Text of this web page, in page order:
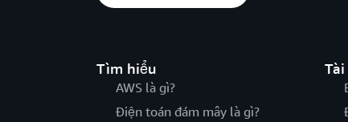
Tìm hiểu
AWS là gì?
Điện toán đám mây là gì?